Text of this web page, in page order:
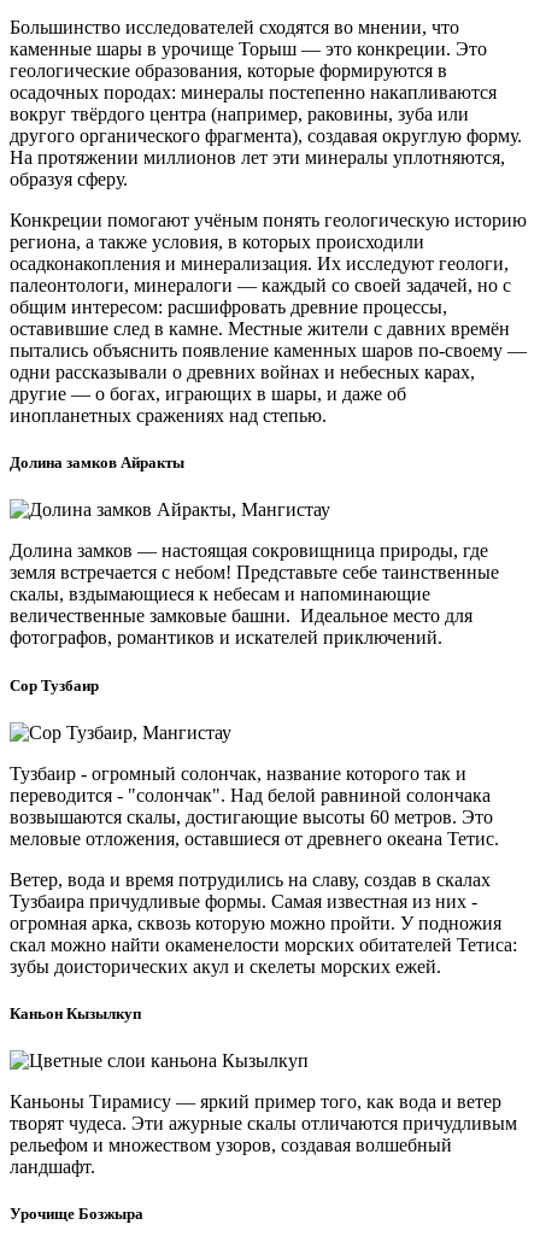
Большинство исследователей сходятся во мнении, что
каменные шары в урочище Торыш — это конкреции. Это
геологические образования, которые формируются в
осадочных породах: минералы постепенно накапливаются
вокруг твёрдого центра (например, раковины, зуба или
другого органического фрагмента), создавая округлую форму.
На протяжении миллионов лет эти минералы уплотняются,
образуя сферу.
Конкреции помогают учёным понять геологическую историю
региона, а также условия, в которых происходили
осадконакопления и минерализация. Их исследуют геологи,
палеонтологи, минералоги — каждый со своей задачей, но с
общим интересом: расшифровать древние процессы,
оставившие след в камне. Местные жители с давних времён
пытались объяснить появление каменных шаров по-своему —
одни рассказывали о древних войнах и небесных карах,
другие — о богах, играющих в шары, и даже об
инопланетных сражениях над степью.
Долина замков Айракты
Долина замков — настоящая сокровищница природы, где
земля встречается с небом! Представьте себе таинственные
скалы, вздымающиеся к небесам и напоминающие
величественные замковые башни. Идеальное место для
фотографов, романтиков и искателей приключений.
Сор Тузбаир
Тузбаир - огромный солончак, название которого так и
переводится - "солончак". Над белой равниной солончака
возвышаются скалы, достигающие высоты 60 метров. Это
меловые отложения, оставшиеся от древнего океана Тетис.
Ветер, вода и время потрудились на славу, создав в скалах
Тузбаира причудливые формы. Самая известная из них -
огромная арка, сквозь которую можно пройти. У подножия
скал можно найти окаменелости морских обитателей Тетиса:
зубы доисторических акул и скелеты морских ежей.
Каньон Кызылкуп
Каньоны Тирамису — яркий пример того, как вода и ветер
творят чудеса. Эти ажурные скалы отличаются причудливым
рельефом и множеством узоров, создавая волшебный
ландшафт.
Урочище Бозжыра